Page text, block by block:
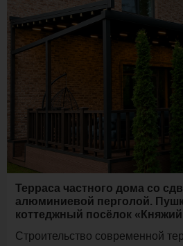
Терраса частного дома со
алюминиевой перголой.
коттеджный посёлок
Строительство современной